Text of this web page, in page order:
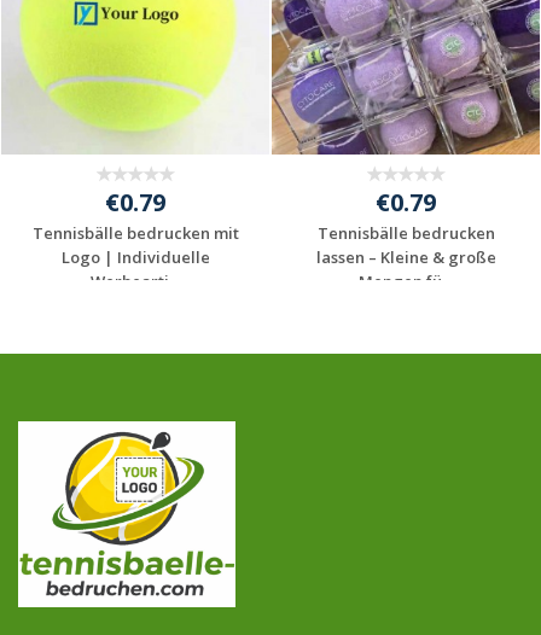
€0.79
Tennisbälle bedrucken mit
Logo | Individuelle
Werbearti...
€0.79
Tennisbälle bedrucken
lassen – Kleine & große
Mengen fü...